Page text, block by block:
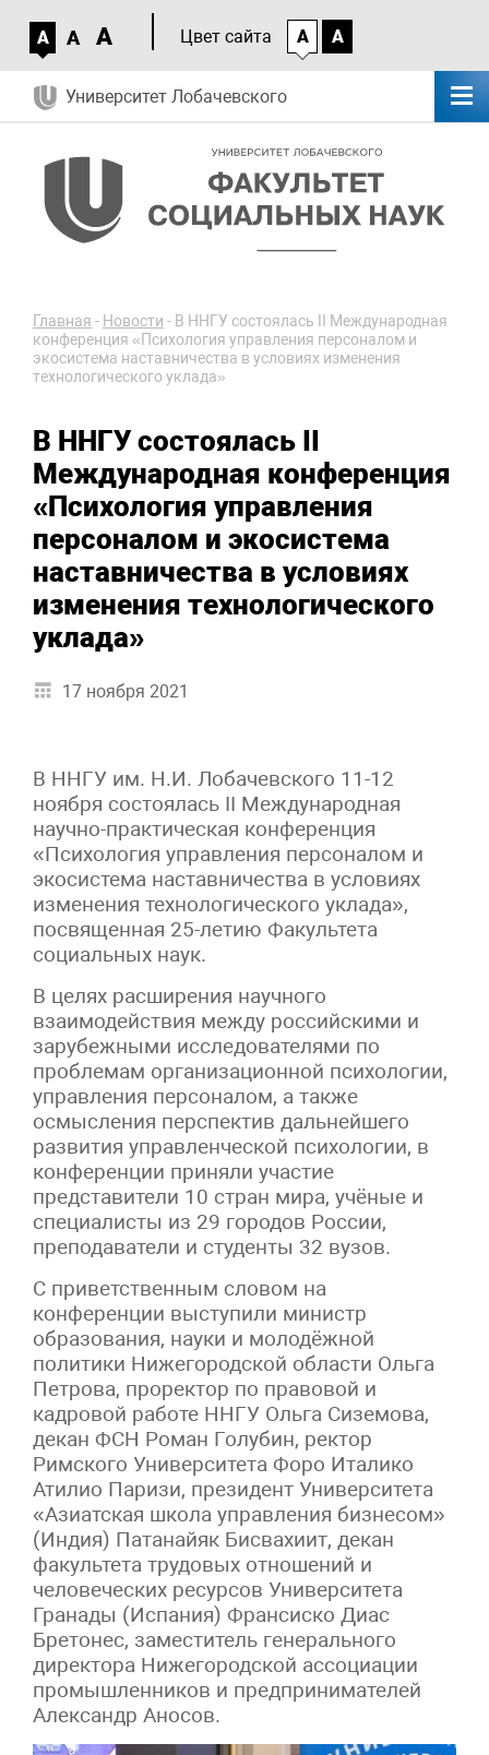
A A A Цвет сайта A A
Университет Лобачевского
Главная - Новости - В ННГУ состоялась II Международная
конференция «Психология управления персоналом и
экосистема наставничества в условиях изменения
технологического уклада»
В ННГУ состоялась II
Международная конференция
«Психология управления
персоналом и экосистема
наставничества в условиях
изменения технологического
уклада»
17 ноября 2021
В ННГУ им. Н.И. Лобачевского 11-12
ноября состоялась II Международная
научно-практическая конференция
«Психология управления персоналом и
экосистема наставничества в условиях
изменения технологического уклада»,
посвященная 25-летию Факультета
социальных наук.
В целях расширения научного
взаимодействия между российскими и
зарубежными исследователями по
проблемам организационной психологии,
управления персоналом, а также
осмысления перспектив дальнейшего
развития управленческой психологии, в
конференции приняли участие
представители 10 стран мира, учёные и
специалисты из 29 городов России,
преподаватели и студенты 32 вузов.
С приветственным словом на
конференции выступили министр
образования, науки и молодёжной
политики Нижегородской области Ольга
Петрова, проректор по правовой и
кадровой работе ННГУ Ольга Сиземова,
декан ФСН Роман Голубин, ректор
Римского Университета Форо Италико
Атилио Паризи, президент Университета
«Азиатская школа управления бизнесом»
(Индия) Патанайяк Бисвахиит, декан
факультета трудовых отношений и
человеческих ресурсов Университета
Гранады (Испания) Франсиско Диас
Бретонес, заместитель генерального
директора Нижегородской ассоциации
промышленников и предпринимателей
Александр Аносов.